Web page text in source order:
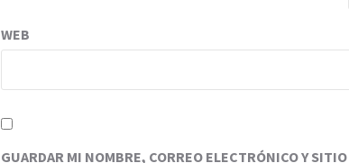
WEB
GUARDAR MI NOMBRE, CORREO ELECTRÓNICO Y